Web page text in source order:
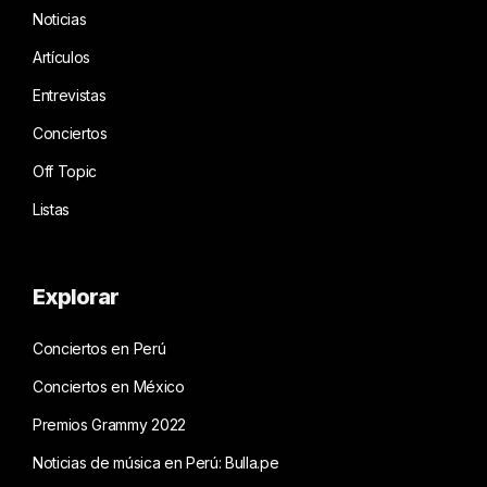
Noticias
Artículos
Entrevistas
Conciertos
Off Topic
Listas
Explorar
Conciertos en Perú
Conciertos en México
Premios Grammy 2022
Noticias de música en Perú: Bulla.pe